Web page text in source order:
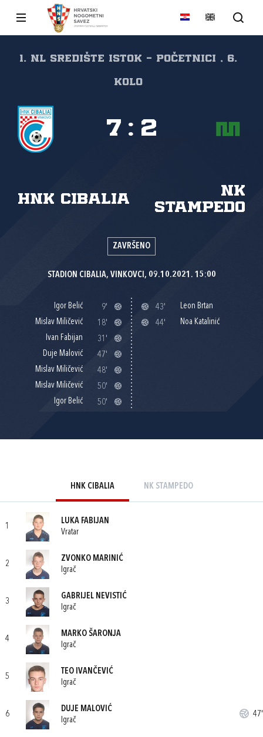
1. NL Središte Istok - Početnici , 6.
kolo
HNK Cibalia
NK
Stampedo
7 : 2
ZAVRŠENO
STADION CIBALIA, VINKOVCI, 09.10.2021. 15:00
Igor Belić
9'
Mislav Miličević
18'
Ivan Fabijan
31'
Duje Malović
47'
Mislav Miličević
48'
Mislav Miličević
50'
Igor Belić
50'
43'
Leon Brtan
44'
Noa Katalinić
HNK CIBALIA NK STAMPEDO
1
LUKA FABIJAN
Vratar
2
ZVONKO MARINIĆ
Igrač
3
GABRIJEL NEVISTIĆ
Igrač
4
MARKO ŠARONJA
Igrač
5
TEO IVANČEVIĆ
Igrač
6
DUJE MALOVIĆ
Igrač
47'